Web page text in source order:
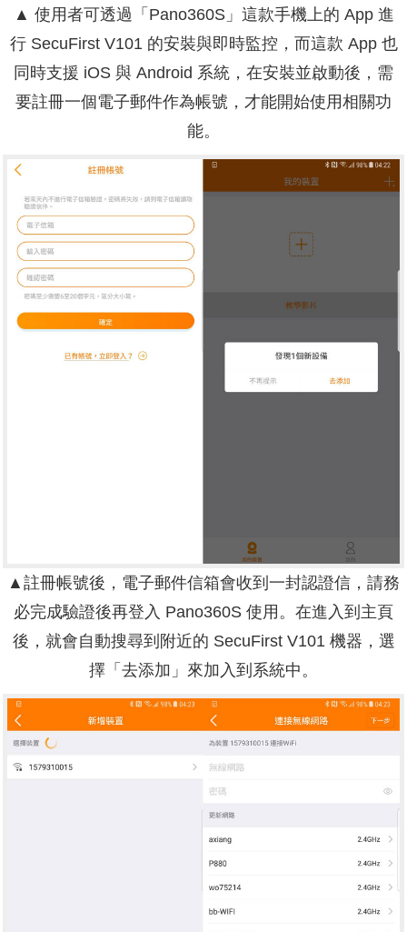
▲ 使用者可透過「Pano360S」這款手機上的 App 進
行 SecuFirst V101 的安裝與即時監控，而這款 App 也
同時支援 iOS 與 Android 系統，在安裝並啟動後，需
要註冊一個電子郵件作為帳號，才能開始使用相關功
能。
▲註冊帳號後，電子郵件信箱會收到一封認證信，請務
必完成驗證後再登入 Pano360S 使用。在進入到主頁
後，就會自動搜尋到附近的 SecuFirst V101 機器，選
擇「去添加」來加入到系統中。